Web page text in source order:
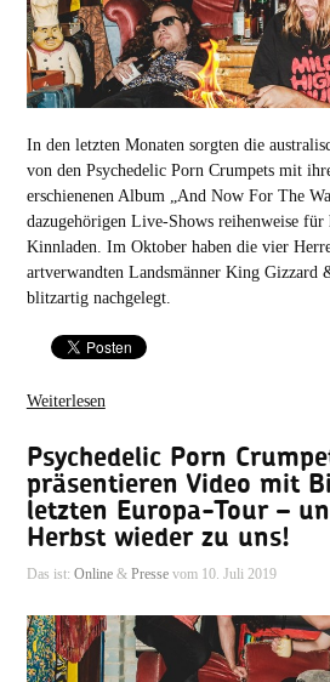
In den letzten Monaten sorgten die
von den Psychedelic Porn Crumpets mit
erschienenen Album „And Now For The
dazugehörigen Live-Shows reihenweise für
Kinnladen. Im Oktober haben die vier
artverwandten Landsmänner King Gizzard
blitzartig nachgelegt.
Weiterlesen
Psychedelic Porn
präsentieren Video mit
letzten Europa-Tour –
Herbst wieder zu uns!
Das ist: Online& Pressevom 10. Juli 2019